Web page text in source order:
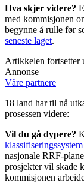
Hva skjer videre?
med kommisjonen
begynne å rulle før
seneste laget.
Artikkelen fortsetter
Annonse
Våre partnere
18 land har til nå
prosessen videre:
Vil du gå dypere?
nasjonale RRF-
prosjekter vil skade
kommisjonen